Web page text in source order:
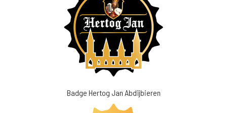
Badge Hertog Jan Abdijbieren